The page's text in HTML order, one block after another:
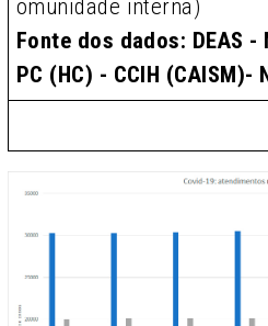
omunidade interna)
Fonte dos dados: DEAS -
PC (HC) - CCIH (CAISM)-